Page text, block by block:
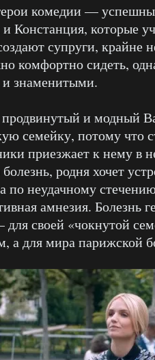
комедии —
Констанция, которые
супруги, крайне
комфортно сидеть,
знаменитыми.
и модный
семейку, потому что
приезжает к нему в
болезнь, родня хочет
по неудачному
амнезия. Болезнь
своей «чокнутой
а для мира парижской